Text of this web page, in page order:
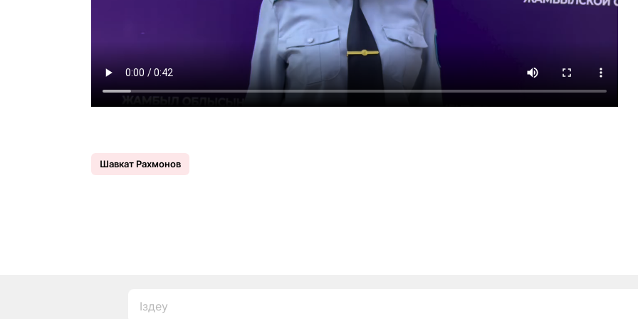
Шавкат Рахмонов